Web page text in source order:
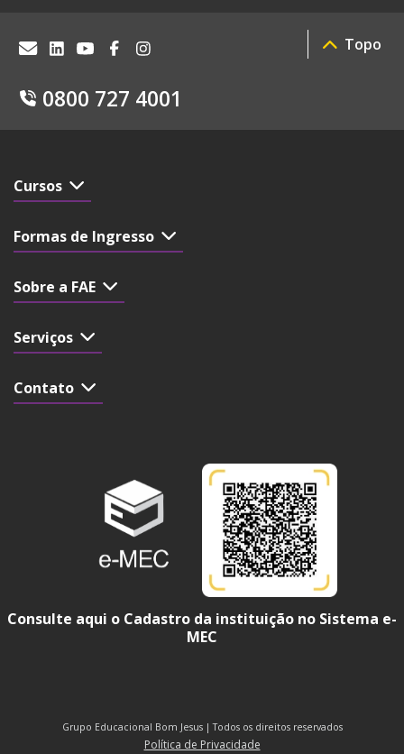
0800 727 4001
Topo
Cursos
Formas de Ingresso
Sobre a FAE
Serviços
Contato
Consulte aqui o Cadastro da instituição no Sistema e-
MEC
Grupo Educacional Bom Jesus | Todos os direitos reservados
Política de Privacidade